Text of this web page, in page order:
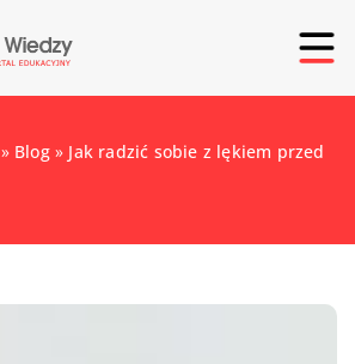
» Blog» Jak radzić sobie z lękiem przed